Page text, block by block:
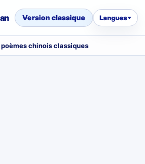
Version classique Langues
chinois classiques